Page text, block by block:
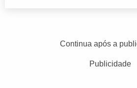
Continua após a
Publicidade